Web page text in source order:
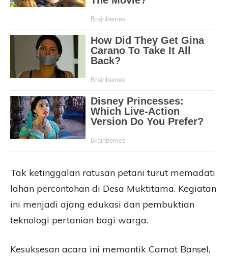
Tak ketinggalan ratusan petani turut memadati
lahan percontohan di Desa Muktitama. Kegiatan
ini menjadi ajang edukasi dan pembuktian
teknologi pertanian bagi warga.
Kesuksesan acara ini memantik Camat Bansel,